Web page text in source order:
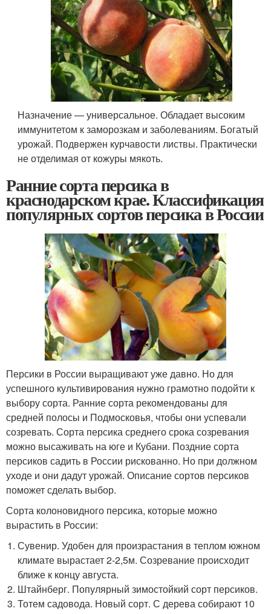
Назначение — универсальное. Обладает высоким
иммунитетом к заморозкам и заболеваниям. Богатый
урожай. Подвержен курчавости листвы. Практически
не отделимая от кожуры мякоть.
Ранние сорта персика в
краснодарском крае. Классификация
популярных сортов персика в России
Персики в России выращивают уже давно. Но для
успешного культивирования нужно грамотно подойти к
выбору сорта. Ранние сорта рекомендованы для
средней полосы и Подмосковья, чтобы они успевали
созревать. Сорта персика среднего срока созревания
можно высаживать на юге и Кубани. Поздние сорта
персиков садить в России рискованно. Но при должном
уходе и они дадут урожай. Описание сортов персиков
поможет сделать выбор.
Сорта колоновидного персика, которые можно
вырастить в России:
Сувенир. Удобен для произрастания в теплом южном
климате вырастает 2-2,5м. Созревание происходит
ближе к концу августа.
Штайнберг. Популярный зимостойкий сорт персиков.
Тотем садовода. Новый сорт. С дерева собирают 10